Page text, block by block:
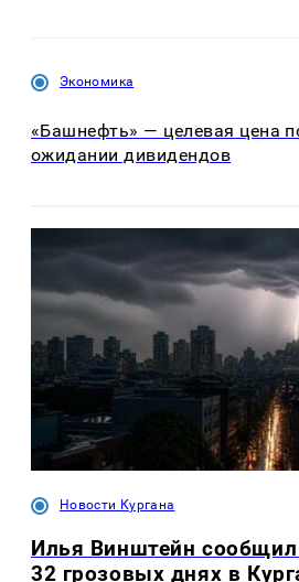
Экономика
«Башнефть» — целевая цена
ожидании дивидендов
Новости Кургана
Илья Винштейн
32 грозовых днях в